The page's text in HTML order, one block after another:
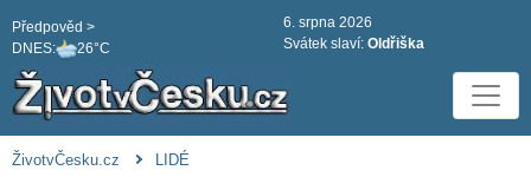
DNES: 26°C
Předpověd >
6. srpna 2026
Svátek slaví: Oldřiška
ŽivotvČesku.cz LIDÉ